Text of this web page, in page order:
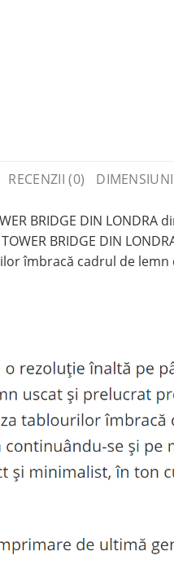
RECENZII (0)
BRIDGE DIN
BRIDGE DIN
îmbracă cadrul de